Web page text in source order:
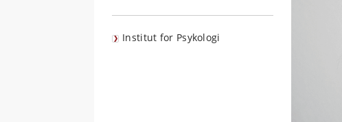
Institut for Psykologi